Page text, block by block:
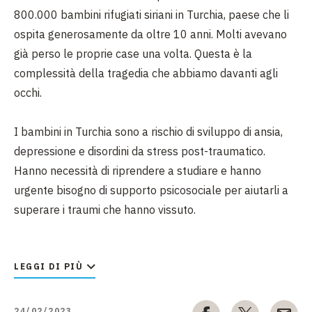
800.000 bambini rifugiati siriani in Turchia, paese che li
ospita generosamente da oltre 10 anni. Molti avevano
già perso le proprie case una volta. Questa è la
complessità della tragedia che abbiamo davanti agli
occhi.
I bambini in Turchia sono a rischio di sviluppo di ansia,
depressione e disordini da stress post-traumatico.
Hanno necessità di riprendere a studiare e hanno
urgente bisogno di supporto psicosociale per aiutarli a
superare i traumi che hanno vissuto.
fornire aiuti salvavita e supporto psicosociale
i bambini non accompagnati e separati, realizzare spazi
LEGGI DI PIÙ